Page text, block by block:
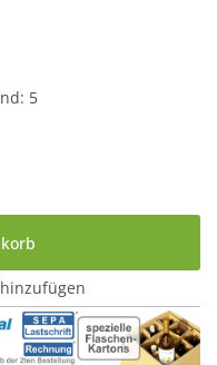
5
gewünschten